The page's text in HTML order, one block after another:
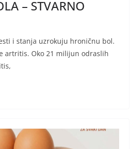
– STVARNO
i stanja uzrokuju hroničnu bol.
artritis. Oko 21 milijun odraslih